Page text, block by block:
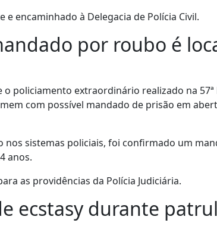
encaminhado à Delegacia de Polícia Civil.
por roubo é
policiamento extraordinário realizado na
com possível mandado de prisão em
nos sistemas policiais, foi confirmado um
anos.
as providências da Polícia Judiciária.
ecstasy durante